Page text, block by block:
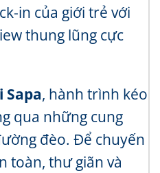
in của giới trẻ với
thung lũng cực
Sapa, hành trình kéo
qua những cung
đèo. Để chuyến
toàn, thư giãn và